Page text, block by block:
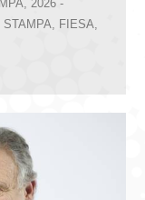
2026 -
STAMPA FIESA